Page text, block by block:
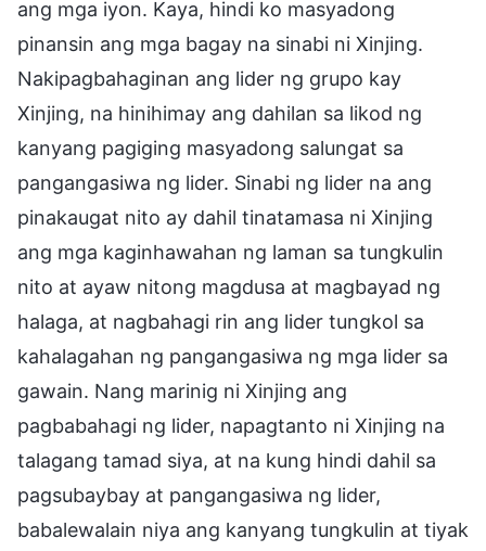
ang mga iyon. Kaya, hindi ko masyadong
pinansin ang mga bagay na sinabi ni Xinjing.
Nakipagbahaginan ang lider ng grupo kay
Xinjing, na hinihimay ang dahilan sa likod ng
kanyang pagiging masyadong salungat sa
pangangasiwa ng lider. Sinabi ng lider na ang
pinakaugat nito ay dahil tinatamasa ni Xinjing
ang mga kaginhawahan ng laman sa tungkulin
nito at ayaw nitong magdusa at magbayad ng
halaga, at nagbahagi rin ang lider tungkol sa
kahalagahan ng pangangasiwa ng mga lider sa
gawain. Nang marinig ni Xinjing ang
pagbabahagi ng lider, napagtanto ni Xinjing na
talagang tamad siya, at na kung hindi dahil sa
pagsubaybay at pangangasiwa ng lider,
babalewalain niya ang kanyang tungkulin at tiyak